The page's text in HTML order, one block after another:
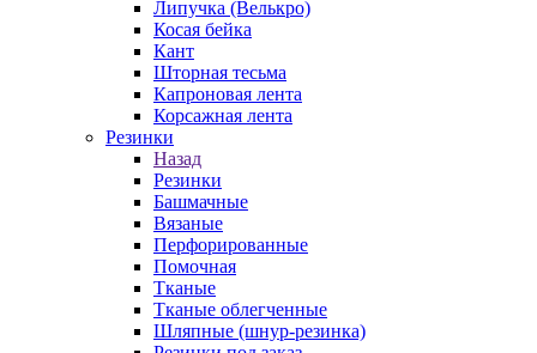
Липучка (Велькро)
Косая бейка
Кант
Шторная тесьма
Капроновая лента
Корсажная лента
Резинки
Назад
Резинки
Башмачные
Вязаные
Перфорированные
Помочная
Тканые
Тканые облегченные
Шляпные (шнур-резинка)